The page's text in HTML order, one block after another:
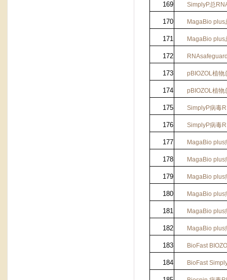
169 SimplyP总
170 MagaBio plus
171 MagaBio plus
172
173 pBIOZOL植物
174 pBIOZOL植物
175 SimplyP病毒
176 SimplyP病毒
177 MagaBio plus
178 MagaBio plus
179 MagaBio plus
180 MagaBio plus
181 MagaBio plus
182 MagaBio plus
183 BioFast
184 BioFast